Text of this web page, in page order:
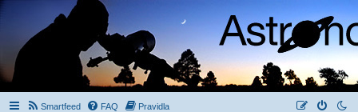
Smartfeed FAQ Pravidla